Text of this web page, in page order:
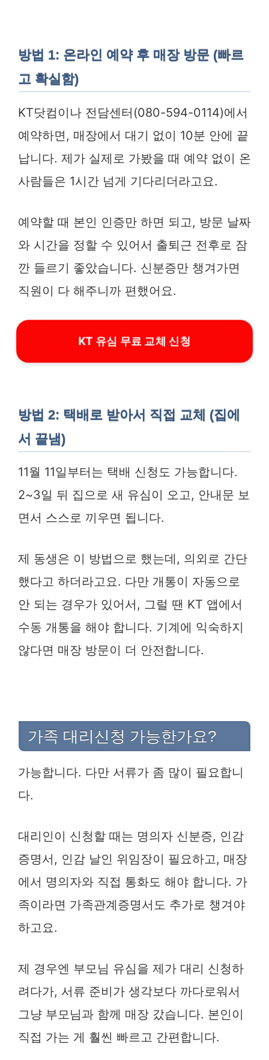
방법 1: 온라인 예약 후 매장 방문 (빠르
고 확실함)
KT닷컴이나 전담센터(080-594-0114)에서
예약하면, 매장에서 대기 없이 10분 안에 끝
납니다. 제가 실제로 가봤을 때 예약 없이 온
사람들은 1시간 넘게 기다리더라고요.
예약할 때 본인 인증만 하면 되고, 방문 날짜
와 시간을 정할 수 있어서 출퇴근 전후로 잠
깐 들르기 좋았습니다. 신분증만 챙겨가면
직원이 다 해주니까 편했어요.
KT 유심 무료 교체 신청
방법 2: 택배로 받아서 직접 교체 (집에
서 끝냄)
11월 11일부터는 택배 신청도 가능합니다.
2~3일 뒤 집으로 새 유심이 오고, 안내문 보
면서 스스로 끼우면 됩니다.
제 동생은 이 방법으로 했는데, 의외로 간단
했다고 하더라고요. 다만 개통이 자동으로
안 되는 경우가 있어서, 그럴 땐 KT 앱에서
수동 개통을 해야 합니다. 기계에 익숙하지
않다면 매장 방문이 더 안전합니다.
가족 대리신청 가능한가요?
가능합니다. 다만 서류가 좀 많이 필요합니
다.
대리인이 신청할 때는 명의자 신분증, 인감
증명서, 인감 날인 위임장이 필요하고, 매장
에서 명의자와 직접 통화도 해야 합니다. 가
족이라면 가족관계증명서도 추가로 챙겨야
하고요.
제 경우엔 부모님 유심을 제가 대리 신청하
려다가, 서류 준비가 생각보다 까다로워서
그냥 부모님과 함께 매장 갔습니다. 본인이
직접 가는 게 훨씬 빠르고 간편합니다.